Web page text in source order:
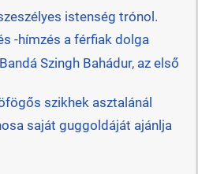
istenség trónol.
-hímzés a férfiak dolga
Szingh Bahádur, az első
szikhek asztalánál
saját guggoldáját ajánlja